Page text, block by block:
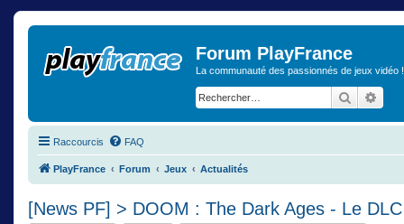
Forum PlayFrance
La communauté des passionnés de jeux vidéo !
Raccourcis FAQ
PlayFrance Forum Jeux Actualités
[News PF] > DOOM : The Dark Ages - Le